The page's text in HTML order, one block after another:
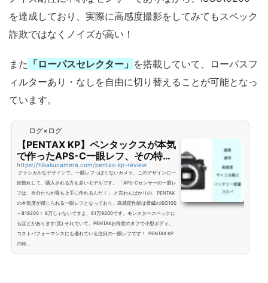
を達成しており、実際に高感度撮影をしてみてもスペック
詐欺ではなくノイズが高い！
また 「ローパスセレクター」 を搭載していて、ローパスフ
ィルターあり・なしを自由に切り替えることが可能となっ
ています。
ログ×ログ
【PENTAX KP】ペンタックスが本気
で作ったAPS-C一眼レフ、その特徴
とレビュー！
https://hikakucamera.com/pentax-kp-review
クラシカルなデザインで、一眼レフっぽくないカメラ。このデザインに一
目惚れして、購入される方も多いモデルです。 「APS-Cセンサーの一眼レ
フは、自分たちが最も上手に作れるんだ！」 と言わんばかりの、PENTAX
の本気度が感じられる一眼レフとなっており、高感度性能は脅威のISO100
～819200！ 8万じゃないですよ、81万9200です。モンスタースペックに
もほどがあります(笑) それでいて、PENTAXお得意のタフで小型ボディ、
コストパフォーマンスにも優れている注目の一眼レフです！ PENTAX KP
の特...